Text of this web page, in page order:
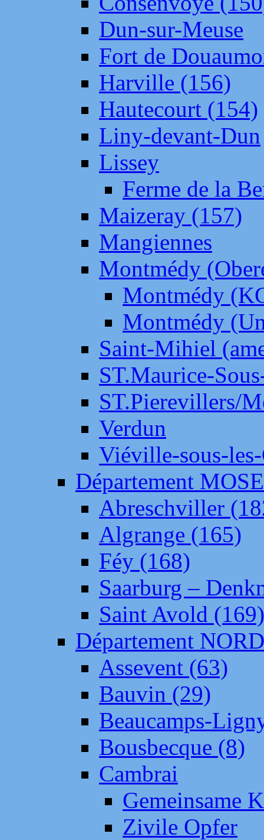
Dun-sur-Meuse
Fort de
Harville (156)
Hautecourt (154)
Liny-devant-Dun
Lissey
Ferme de la
Maizeray (157)
Mangiennes
Montmédy
Montmédy
Montmédy
Saint-Mihiel
ST.Maurice-
ST.Pierevillers/
Verdun
Viéville-sous-
Département
Abreschviller
Algrange (165)
Féy (168)
Saarburg –
Saint Avold (169)
Département NORD
Assevent (63)
Bauvin (29)
Beaucamps-
Bousbecque (8)
Cambrai
Gemeinsame
Zivile Opfer